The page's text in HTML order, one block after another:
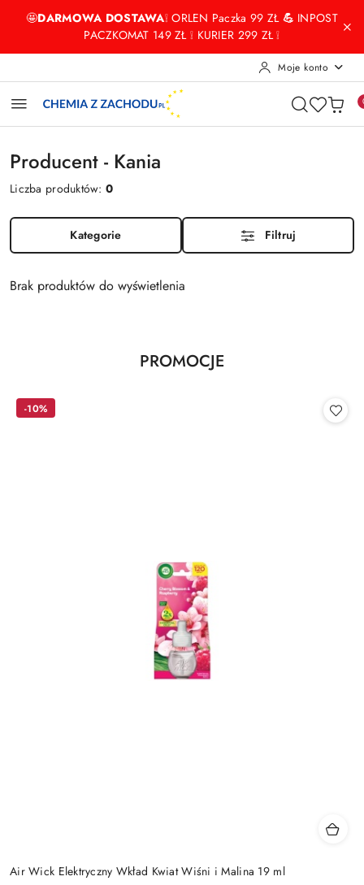
Przejdź do treści głównej
Przejdź do wyszukiwarki
Przejdź do moje konto
Przejdź do menu głównego
Przejdź do stopki
🤩DARMOWA DOSTAWA❕ ORLEN Paczka 99 ZŁ💪 INPOST
PACZKOMAT 149 ZŁ ❕ KURIER 299 ZŁ ❕
Moje konto
Producent - Kania
Liczba produktów:0
Kategorie Filtruj
Brak produktów do wyświetlenia
Pomiń karuzelę produktów
Produkty
PROMOCJE
Air Wick Elektryczny Wkład Kwiat Wiśni i Malina 19 ml
-10%